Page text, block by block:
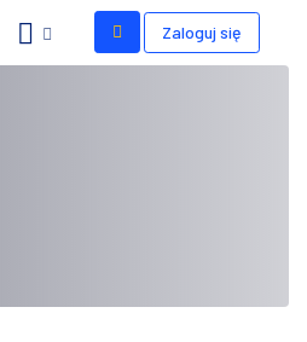
Zaloguj się